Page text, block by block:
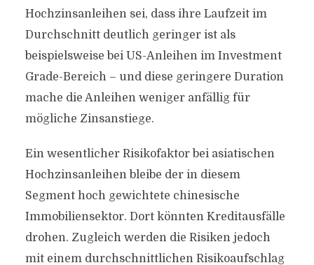
Hochzinsanleihen sei, dass ihre Laufzeit im
Durchschnitt deutlich geringer ist als
beispielsweise bei US-Anleihen im Investment
Grade-Bereich – und diese geringere Duration
mache die Anleihen weniger anfällig für
mögliche Zinsanstiege.
Ein wesentlicher Risikofaktor bei asiatischen
Hochzinsanleihen bleibe der in diesem
Segment hoch gewichtete chinesische
Immobiliensektor. Dort könnten Kreditausfälle
drohen. Zugleich werden die Risiken jedoch
mit einem durchschnittlichen Risikoaufschlag